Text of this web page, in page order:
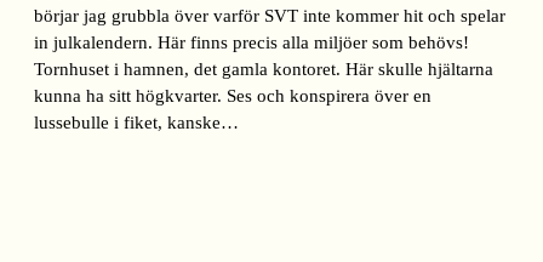
börjar jag grubbla över varför SVT inte kommer hit och spelar
in julkalendern. Här finns precis alla miljöer som behövs!
Tornhuset i hamnen, det gamla kontoret. Här skulle hjältarna
kunna ha sitt högkvarter. Ses och konspirera över en
lussebulle i fiket, kanske…